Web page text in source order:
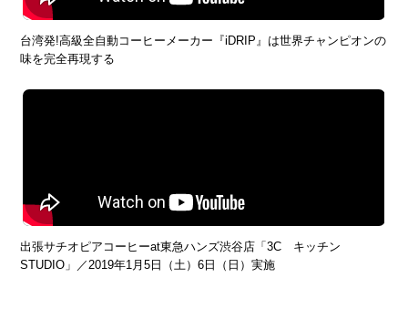
台湾発!高級全自動コーヒーメーカー『iDRIP』は世界チャンピオンの
味を完全再現する
出張サチオピアコーヒーat東急ハンズ渋谷店「3C キッチン
STUDIO」／2019年1月5日（土）6日（日）実施